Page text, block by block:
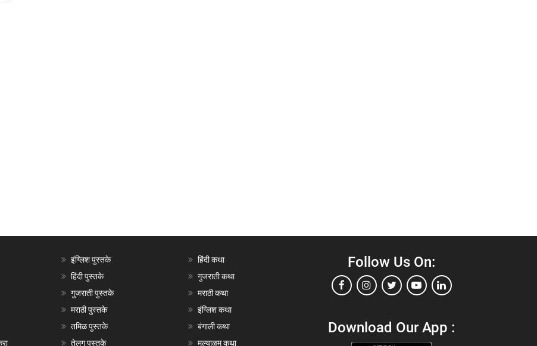
इंग्लिश पुस्तके
हिंदी पुस्तके
गुजराती पुस्तके
मराठी पुस्तके
तमिळ पुस्तके
तेलगु पुस्तके
हिंदी कथा
गुजराती कथा
मराठी कथा
इंग्लिश कथा
बंगाली कथा
मल्याळम कथा
Follow Us On:
Download Our App :